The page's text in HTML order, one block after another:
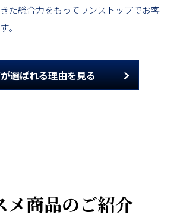
た総合力をもってワンストップでお客
。
選ばれる理由を見る
メ商品のご紹介